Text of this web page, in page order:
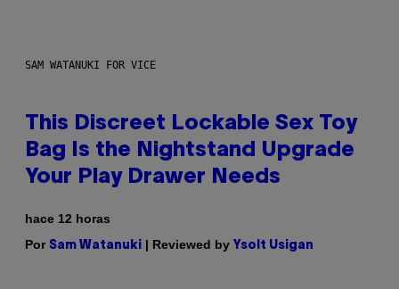
SAM WATANUKI FOR VICE
This Discreet Lockable Sex Toy
Bag Is the Nightstand Upgrade
Your Play Drawer Needs
hace 12 horas
Por Sam Watanuki | Reviewed by Ysolt Usigan